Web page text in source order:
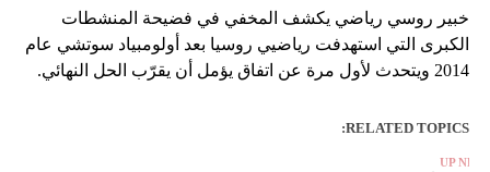
خبير روسي رياضي يكشف المخفي في فضيحة المنشطات
الكبرى التي استهدفت رياضيي روسيا بعد أولومبياد سوتشي عام
2014 ويتحدث لأول مرة عن اتفاق يؤمل أن يقرّب الحل النهائي.
RELATED TOPICS:
UP